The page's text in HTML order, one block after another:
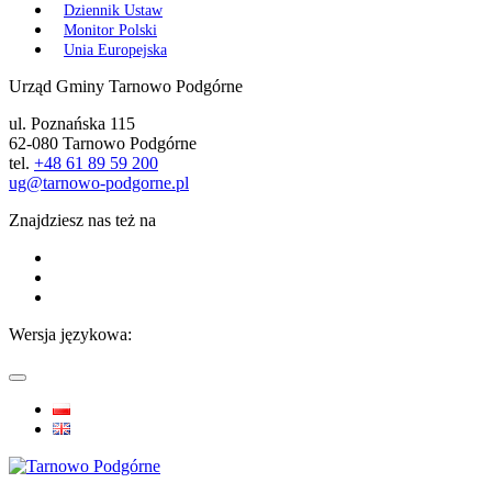
Dziennik Ustaw
Monitor Polski
Unia Europejska
Urząd Gminy Tarnowo Podgórne
ul. Poznańska 115
62-080 Tarnowo Podgórne
tel. +48 61 89 59 200
ug@tarnowo-podgorne.pl
Znajdziesz nas też na
Wersja językowa: